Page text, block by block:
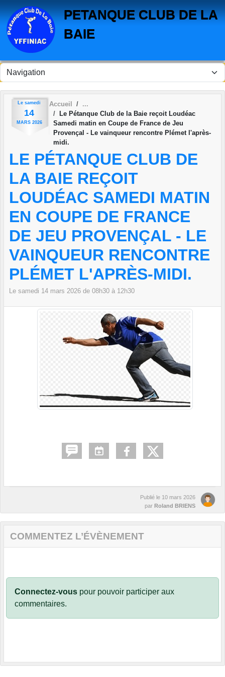
PETANQUE CLUB DE LA
BAIE
Le samedi
14
MARS 2026
Accueil
Le Pétanque Club de la Baie reçoit Loudéac
Samedi matin en Coupe de France de Jeu
Provençal - Le vainqueur rencontre Plémet l'après-
midi.
LE PÉTANQUE CLUB DE
LA BAIE REÇOIT
LOUDÉAC SAMEDI MATIN
EN COUPE DE FRANCE
DE JEU PROVENÇAL - LE
VAINQUEUR RENCONTRE
PLÉMET L'APRÈS-MIDI.
Le samedi 14 mars 2026 de 08h30 à 12h30
Publié le 10 mars 2026
par Roland BRIENS
COMMENTEZ L’ÉVÈNEMENT
Connectez-vous pour pouvoir participer aux
commentaires.
Panneau de gestion des cookies